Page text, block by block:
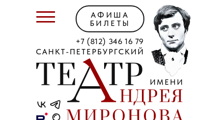
САНКТ-ПЕТЕРБУРГСКИЙ
ИМЕНИ
+7 (812) 346 16 79
АФИША
БИЛЕТЫ